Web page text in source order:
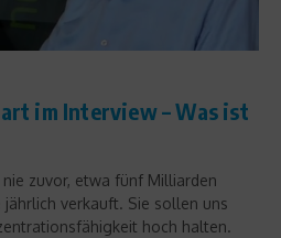
im Interview – Was ist
zuvor, etwa fünf Milliarden
verkauft. Sie sollen uns
hoch halten.